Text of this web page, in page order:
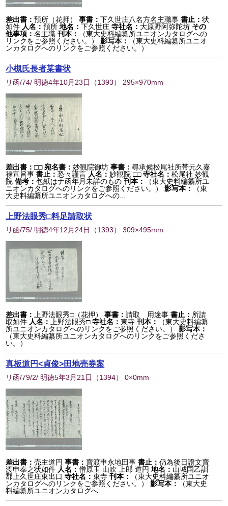
差出書：預所（花押） 事書：下久世庄八名方名主職事 書止：状
如件 人名：預所 地名：下久世庄 寺社名： 大原野阿弥陀坊 その
他事項：名主職 刊本：
（東大史料編纂所ユニオンカタログへの
リンクをご参照ください。）
影写本：
（東大史料編纂所ユニオ
ンカタログへのリンクをご参照ください。）
小槻氏長者某書状
リ函/74/ 明徳4年10月23日 （1393） 295×970mm
差出書：□□ 宛名書：妙観院御坊 事書：尋承候松尾社所帯元久嘉
禄宣旨事 書止：恐々謹言 人名：妙観院 □□ 寺社名：松尾社 妙観
院 備考：包紙はナ函年月未詳のもの 刊本：
（東大史料編纂所ユ
ニオンカタログへのリンクをご参照ください。）
影写本：
（東
大史料編纂所ユニオンカタログへの...
上野法眼秀□料足請取状
リ函/75/ 明徳4年12月24日 （1393） 309×495mm
差出書： 上野法眼秀□（花押） 事書：請取 用途事 書止： 所請
取如件 人名： 上野法眼秀□ 寺社名：東寺 刊本：
（東大史料編纂
所ユニオンカタログへのリンクをご参照ください。）
影写本：
（東大史料編纂所ユニオンカタログへのリンクをご参照くださ
い。）
真板道円<貞俊>田地売券案
リ函/79/2/ 明徳5年3月21日 （1394） 0×0mm
差出書：売主道円 事書：賣渡申永地田事 書止：仍為後日證文賣
渡申奉之状如件 人名：僧原玉 山吹 上郎 道円 地名： 山城国乙訓
郡上久世庄東出口 寺社名：東寺 刊本：
（東大史料編纂所ユニオ
ンカタログへのリンクをご参照ください。）
影写本：
（東大史
料編纂所ユニオンカタログへ...